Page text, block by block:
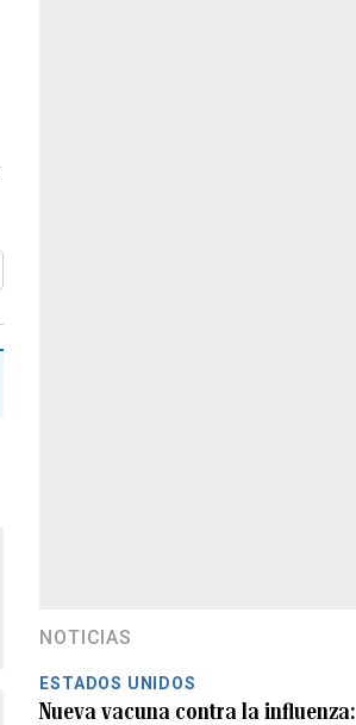
NOTICIAS
ESTADOS UNIDOS
Nueva vacuna contra la influenza: